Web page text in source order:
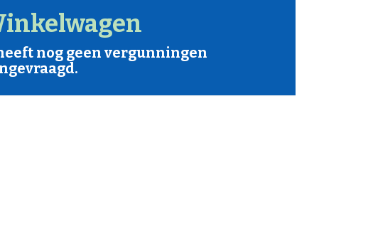
nog geen vergunningen